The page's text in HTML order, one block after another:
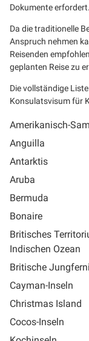
Dokumente erfordert.
Da die traditionelle
Anspruch nehmen
Reisenden
geplanten Reise zu
Die vollständige
Konsulatsvisum für
Amerikanisch-
Anguilla
Antarktis
Aruba
Bermuda
Bonaire
Britisches
Indischen Ozean
Britische
Cayman-Inseln
Christmas Island
Cocos-Inseln